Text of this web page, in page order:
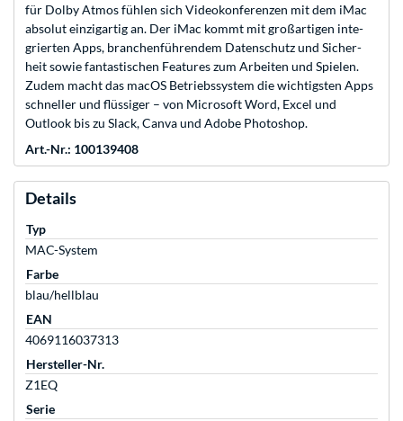
für Dolby Atmos fühlen sich Video­konferenzen mit dem iMac
absolut einzig­artig an. Der iMac kommt mit groß­artigen inte­
grierten Apps, branchen­führendem Daten­schutz und Sicher­
heit sowie fan­tas­tischen Features zum Arbeiten und Spielen.
Zudem macht das macOS Betriebssystem die wichtigsten Apps
schneller und flüssiger – von Microsoft Word, Excel und
Outlook bis zu Slack, Canva und Adobe Photoshop.
Art.-Nr.: 100139408
Details
Typ
MAC-System
Farbe
blau/hellblau
EAN
4069116037313
Hersteller-Nr.
Z1EQ
Serie